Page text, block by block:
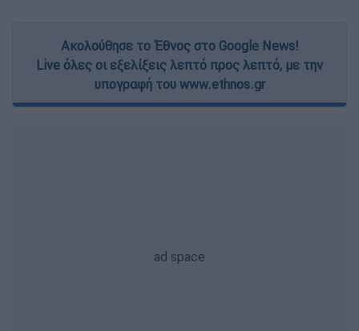
Ακολούθησε το Έθνος στο Google News!
Live όλες οι εξελίξεις λεπτό προς λεπτό, με την
υπογραφή του www.ethnos.gr